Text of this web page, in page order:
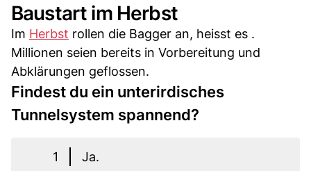
Baustart im Herbst
Im Herbst rollen die Bagger an, heisst es .
Millionen seien bereits in Vorbereitung und
Abklärungen geflossen.
Findest du ein unterirdisches
Tunnelsystem spannend?
1 Ja.